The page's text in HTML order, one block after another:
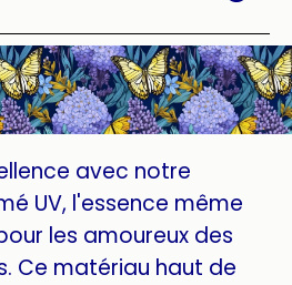
avec notre
UV, l'essence même
les amoureux des
Ce matériau haut de